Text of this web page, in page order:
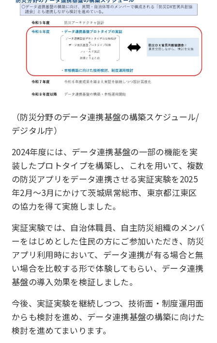
（防災分野のデータ連携基盤の構築スケジュール/
デジタル庁）
2024年度には、データ連携基盤の一部の機能を実
装したプロトタイプを構築し、これを用いて、複数
の防災アプリをデータ連携させる実証実験を2025
年2月～3月にかけて茨城県常総市、東京都江東区
の協力を得て実施しました。
実証実験では、自治体職員、自主防災組織のメンバ
ーをはじめとした住民の方にご参加いただき、防災
アプリ利用時において、データ連携が有る場合と無
い場合を比較する形で体験してもらい、データ連携
基盤の導入効果を検証しました。
今後、実証実験を継続しつつ、技術面・制度運用面
からも検討を進め、データ連携基盤の構築に向けた
検討を進めてまいります。